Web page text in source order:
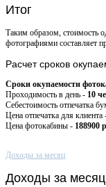
Итог
Таким образом, стоимость
фотографиями составляет
Расчетсроков
Сроки окупаемости
Проходимость в день - 10
Себестоимость отпечатка
Цена отпечатка для клиента
Цена фотокабины - 188900
Доходы за месяц
Доходы за месяц